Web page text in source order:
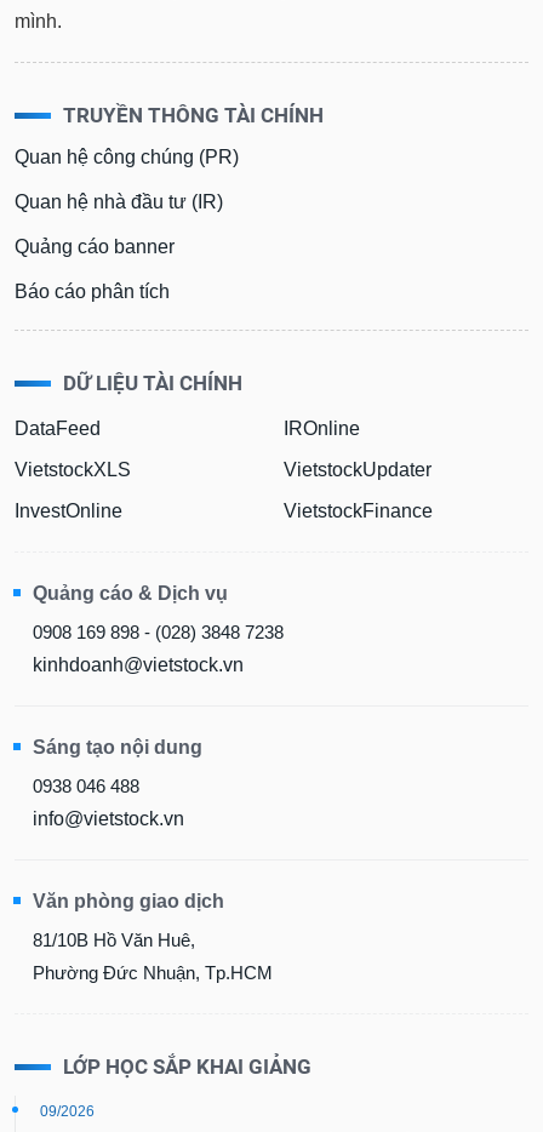
mình.
TRUYỀN THÔNG TÀI CHÍNH
Quan hệ công chúng (PR)
Quan hệ nhà đầu tư (IR)
Quảng cáo banner
Báo cáo phân tích
DỮ LIỆU TÀI CHÍNH
DataFeed
VietstockXLS
InvestOnline
IROnline
VietstockUpdater
VietstockFinance
Quảng cáo & Dịch vụ
0908 169 898 - (028) 3848 7238
kinhdoanh@vietstock.vn
Sáng tạo nội dung
0938 046 488
info@vietstock.vn
Văn phòng giao dịch
81/10B Hồ Văn Huê,
Phường Đức Nhuận, Tp.HCM
LỚP HỌC SẮP KHAI GIẢNG
09/2026